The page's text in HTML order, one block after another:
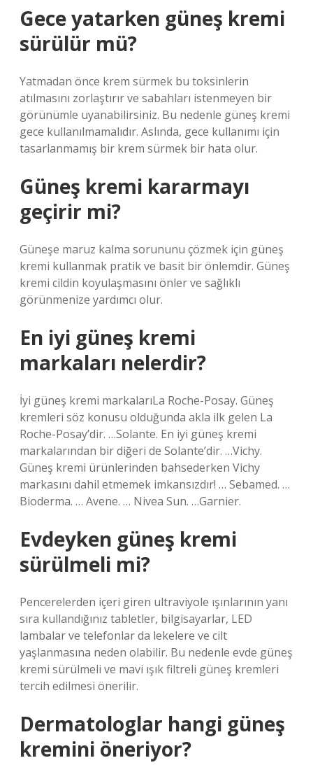
Gece yatarken güneş kremi
sürülür mü?
Yatmadan önce krem ​​sürmek bu toksinlerin
atılmasını zorlaştırır ve sabahları istenmeyen bir
görünümle uyanabilirsiniz. Bu nedenle güneş kremi
gece kullanılmamalıdır. Aslında, gece kullanımı için
tasarlanmamış bir krem ​​sürmek bir hata olur.
Güneş kremi kararmayı
geçirir mi?
Güneşe maruz kalma sorununu çözmek için güneş
kremi kullanmak pratik ve basit bir önlemdir. Güneş
kremi cildin koyulaşmasını önler ve sağlıklı
görünmenize yardımcı olur.
En iyi güneş kremi
markaları nelerdir?
İyi güneş kremi markalarıLa Roche-Posay. Güneş
kremleri söz konusu olduğunda akla ilk gelen La
Roche-Posay’dir. …Solante. En iyi güneş kremi
markalarından bir diğeri de Solante’dir. …Vichy.
Güneş kremi ürünlerinden bahsederken Vichy
markasını dahil etmemek imkansızdır! … Sebamed. …
Bioderma. … Avene. … Nivea Sun. …Garnier.
Evdeyken güneş kremi
sürülmeli mi?
Pencerelerden içeri giren ultraviyole ışınlarının yanı
sıra kullandığınız tabletler, bilgisayarlar, LED
lambalar ve telefonlar da lekelere ve cilt
yaşlanmasına neden olabilir. Bu nedenle evde güneş
kremi sürülmeli ve mavi ışık filtreli güneş kremleri
tercih edilmesi önerilir.
Dermatologlar hangi güneş
kremini öneriyor?